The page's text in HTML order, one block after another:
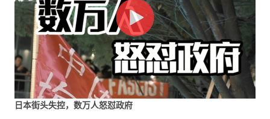
日本街头失控，数万人怒怼政府